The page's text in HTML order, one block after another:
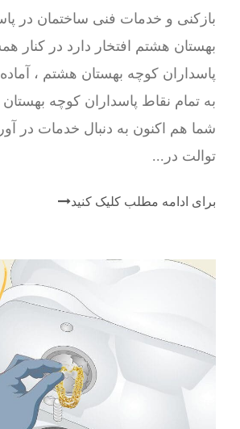
بازکنی و خدمات فنی ساختمان در
بهستان هشتم افتخار دارد در کنار
پاسداران کوچه بهستان هشتم ،
به تمام نقاط پاسداران کوچه
شما هم اکنون به دنبال خدمات در
توالت در...
برای ادامه مطلب کلیک کنید